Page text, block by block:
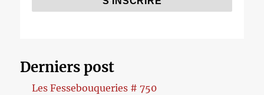
Derniers post
Les Fessebouqueries # 750